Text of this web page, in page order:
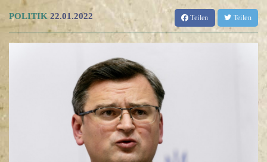
POLITIK 22.01.2022 Teilen Teilen